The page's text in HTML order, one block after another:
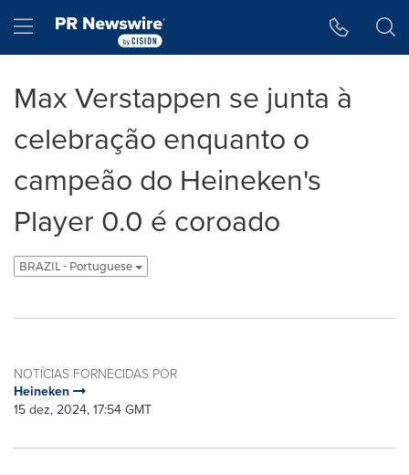
Hamburger menu
Max Verstappen se junta à
celebração enquanto o
campeão do Heineken's
Player 0.0 é coroado
BRAZIL - Portuguese
NOTÍCIAS FORNECIDAS POR
Heineken
15 dez, 2024, 17:54 GMT